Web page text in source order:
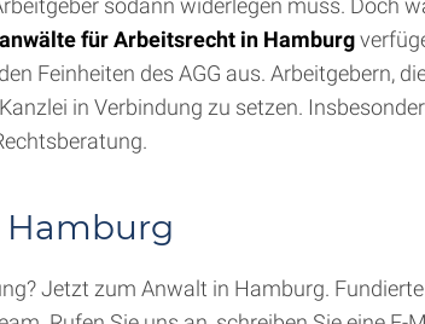
sodann widerlegen muss. Doch
für Arbeitsrecht in Hamburg
Feinheiten des AGG aus. Arbeitgebern,
in Verbindung zu setzen.
Hamburg
Jetzt zum Anwalt in Hamburg.